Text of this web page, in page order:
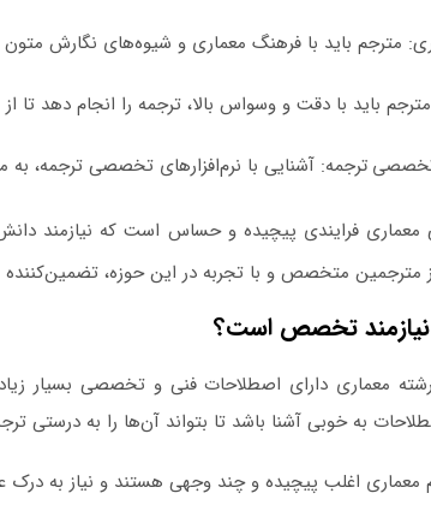
مترجم باید با فرهنگ معماری و شیوه‌های نگارش متون
مترجم باید با دقت و وسواس بالا، ترجمه را انجام دهد تا
تخصصی ترجمه: آشنایی با نرم‌افزارهای تخصصی ترجمه،
فرایندی پیچیده و حساس است که نیازمند
مترجمین متخصص و با تجربه در این حوزه،
نیازمند تخصص است؟
رشته معماری دارای اصطلاحات فنی و تخصصی بسیار
به خوبی آشنا باشد تا بتواند آن‌ها را به درستی
معماری اغلب پیچیده و چند وجهی هستند و نیاز به